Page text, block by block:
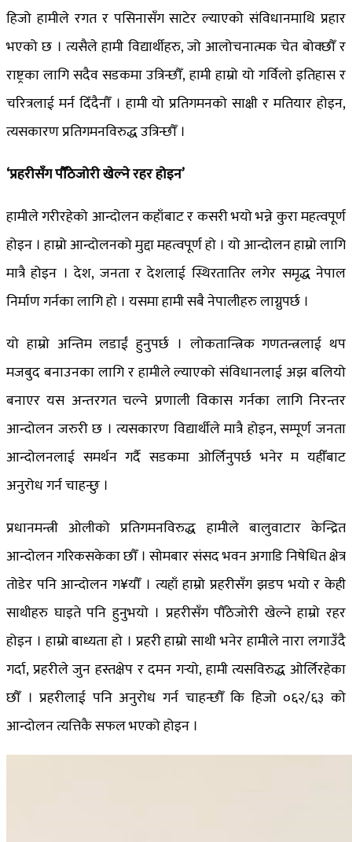
हिजो हामीले रगत र पसिनासँग साटेर ल्याएको संविधानमाथि प्रहार
भएको छ । त्यसैले हामी विद्यार्थीहरु, जो आलोचनात्मक चेत बोक्छौँ र
राष्ट्रका लागि सदैव सडकमा उत्रिन्छौँ, हामी हाम्रो यो गर्विलो इतिहास र
चरित्रलाई मर्न दिँदैनौँ । हामी यो प्रतिगमनको साक्षी र मतियार होइन,
त्यसकारण प्रतिगमनविरुद्ध उत्रिन्छौँ ।
‘प्रहरीसँग पौँठेजोरी खेल्ने रहर होइन’
हामीले गरीरहेको आन्दोलन कहाँबाट र कसरी भयो भन्ने कुरा महत्वपूर्ण
होइन । हाम्रो आन्दोलनको मुद्दा महत्वपूर्ण हो । यो आन्दोलन हाम्रो लागि
मात्रै होइन । देश, जनता र देशलाई स्थिरतातिर लगेर समृद्ध नेपाल
निर्माण गर्नका लागि हो । यसमा हामी सबै नेपालीहरु लाग्नुपर्छ ।
यो हाम्रो अन्तिम लडाईं हुनुपर्छ । लोकतान्त्रिक गणतन्त्रलाई थप
मजबुद बनाउनका लागि र हामीले ल्याएको संविधानलाई अझ बलियो
बनाएर यस अन्तरगत चल्ने प्रणाली विकास गर्नका लागि निरन्तर
आन्दोलन जरुरी छ । त्यसकारण विद्यार्थीले मात्रै होइन, सम्पूर्ण जनता
आन्दोलनलाई समर्थन गर्दै सडकमा ओर्लिनुपर्छ भनेर म यहीँबाट
अनुरोध गर्न चाहन्छु ।
प्रधानमन्त्री ओलीको प्रतिगमनविरुद्ध हामीले बालुवाटार केन्द्रित
आन्दोलन गरिकसकेका छौँ । सोमबार संसद भवन अगाडि निषेधित क्षेत्र
तोडेर पनि आन्दोलन ग¥यौँ । त्यहाँ हाम्रो प्रहरीसँग झडप भयो र केही
साथीहरु घाइते पनि हुनुभयो । प्रहरीसँग पौँठेजोरी खेल्ने हाम्रो रहर
होइन । हाम्रो बाध्यता हो । प्रहरी हाम्रो साथी भनेर हामीले नारा लगाउँदै
गर्दा, प्रहरीले जुन हस्तक्षेप र दमन गर्‍यो, हामी त्यसविरुद्ध ओर्लिरहेका
छौँ । प्रहरीलाई पनि अनुरोध गर्न चाहन्छौँ कि हिजो ०६२/६३ को
आन्दोलन त्यत्तिकै सफल भएको होइन ।